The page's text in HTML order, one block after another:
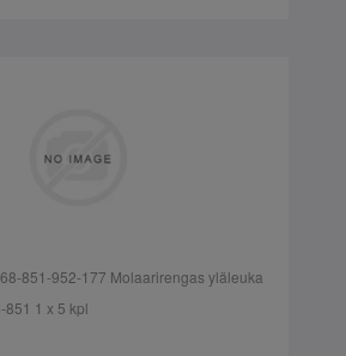
851-952-177 Molaarirengas yläleuka
851 1 x 5 kpl